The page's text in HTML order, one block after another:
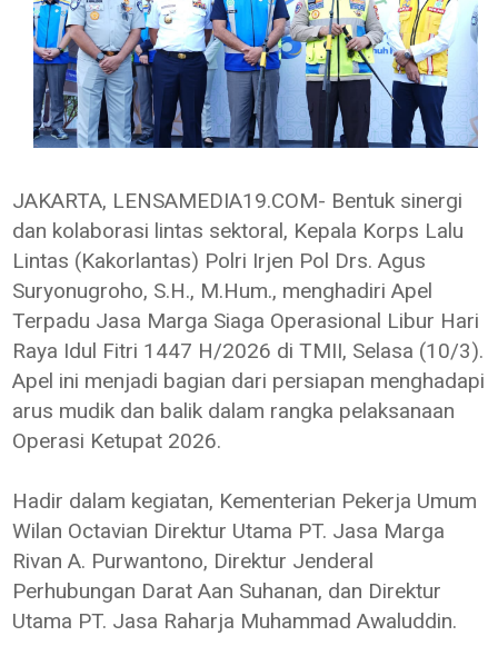
JAKARTA, LENSAMEDIA19.COM- Bentuk sinergi
dan kolaborasi lintas sektoral, Kepala Korps Lalu
Lintas (Kakorlantas) Polri Irjen Pol Drs. Agus
Suryonugroho, S.H., M.Hum., menghadiri Apel
Terpadu Jasa Marga Siaga Operasional Libur Hari
Raya Idul Fitri 1447 H/2026 di TMII, Selasa (10/3).
Apel ini menjadi bagian dari persiapan menghadapi
arus mudik dan balik dalam rangka pelaksanaan
Operasi Ketupat 2026.
Hadir dalam kegiatan, Kementerian Pekerja Umum
Wilan Octavian Direktur Utama PT. Jasa Marga
Rivan A. Purwantono, Direktur Jenderal
Perhubungan Darat Aan Suhanan, dan Direktur
Utama PT. Jasa Raharja Muhammad Awaluddin.